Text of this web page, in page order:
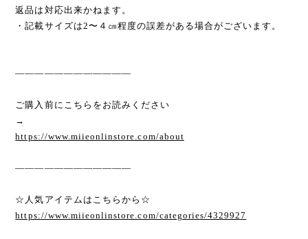
返品は対応出来かねます。
・記載サイズは2〜４㎝程度の誤差がある場合がございます。
————————————
ご購入前にこちらをお読みください
→
https://www.miieonlinstore.com/about
————————————
☆人気アイテムはこちらから☆
https://www.miieonlinstore.com/categories/4329927